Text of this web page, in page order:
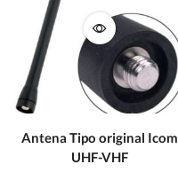
Antena Tipo original Icom
UHF-VHF